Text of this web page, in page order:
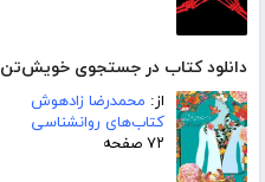
دانلود کتاب در جستجوی خویش‌تن
از: محمدرضا زادهوش
کتاب‌های روانشناسی
۷۲ صفحه